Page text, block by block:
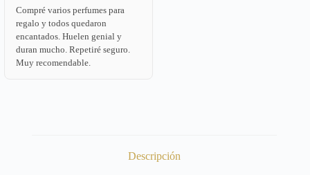
Compré varios perfumes para
regalo y todos quedaron
encantados. Huelen genial y
duran mucho. Repetiré seguro.
Muy recomendable.
Descripción